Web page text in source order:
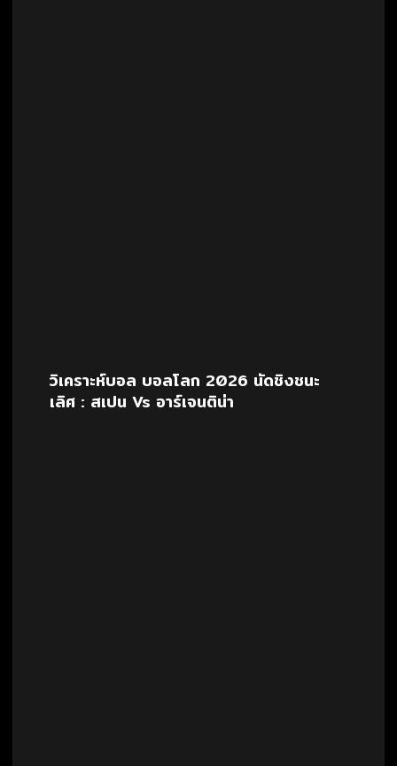
วิเคราะห์บอล บอลโลก 2026 นัดชิงชนะ
เลิศ : สเปน Vs อาร์เจนติน่า